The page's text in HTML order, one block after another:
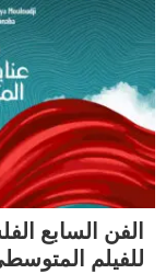
الفن السابع
للفيلم